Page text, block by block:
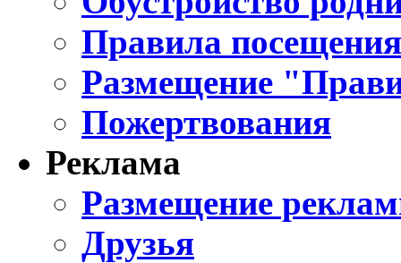
Правила
Размещение
Пожертвования
Реклама
Размещение
Друзья